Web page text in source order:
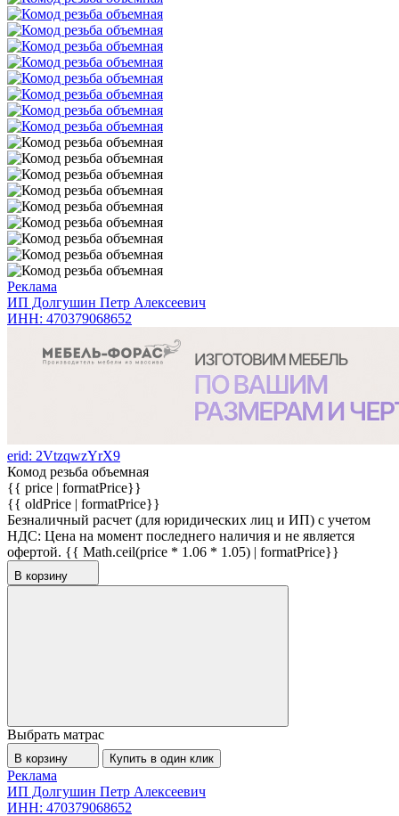
Реклама
ИП Долгушин Петр Алексеевич
ИНН: 470379068652
erid: 2VtzqwzYrX9
Комод резьба объемная
{{ price | formatPrice}}
{{ oldPrice | formatPrice}}
Безналичный расчет (для юридических лиц и ИП) с учетом
НДС: Цена на момент последнего наличия и не является
офертой. {{ Math.ceil(price * 1.06 * 1.05) | formatPrice}}
В корзину
Выбрать матрас
В корзину Купить в один клик
Реклама
ИП Долгушин Петр Алексеевич
ИНН: 470379068652